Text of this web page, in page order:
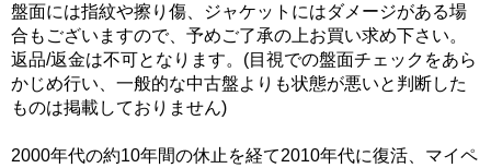
盤面には指紋や擦り傷、ジャケットにはダメージがある場
合もございますので、予めご了承の上お買い求め下さい。
返品/返金は不可となります。(目視での盤面チェックをあら
かじめ行い、一般的な中古盤よりも状態が悪いと判断した
ものは掲載しておりません)
2000年代の約10年間の休止を経て2010年代に復活、マイペ